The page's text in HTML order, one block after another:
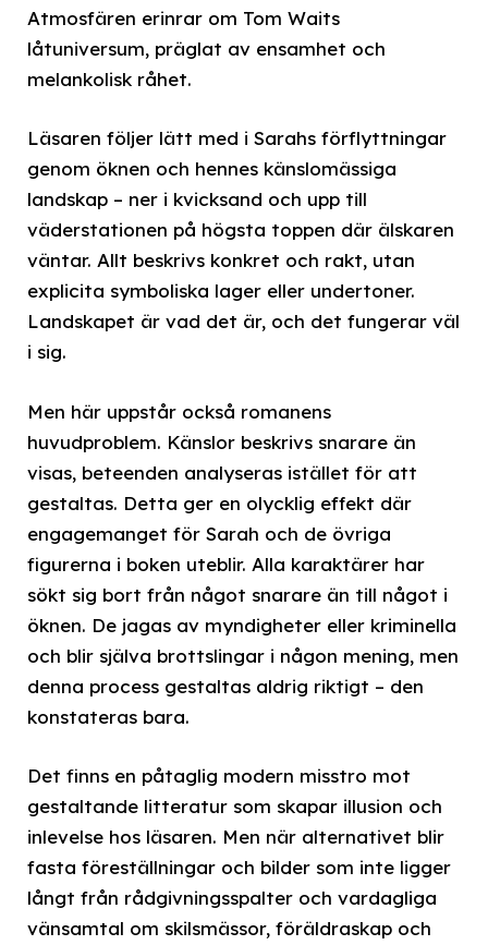
Atmosfären erinrar om Tom Waits
låtuniversum, präglat av ensamhet och
melankolisk råhet.
Läsaren följer lätt med i Sarahs förflyttningar
genom öknen och hennes känslomässiga
landskap – ner i kvicksand och upp till
väderstationen på högsta toppen där älskaren
väntar. Allt beskrivs konkret och rakt, utan
explicita symboliska lager eller undertoner.
Landskapet är vad det är, och det fungerar väl
i sig.
Men här uppstår också romanens
huvudproblem. Känslor beskrivs snarare än
visas, beteenden analyseras istället för att
gestaltas. Detta ger en olycklig effekt där
engagemanget för Sarah och de övriga
figurerna i boken uteblir. Alla karaktärer har
sökt sig bort från något snarare än till något i
öknen. De jagas av myndigheter eller kriminella
och blir själva brottslingar i någon mening, men
denna process gestaltas aldrig riktigt – den
konstateras bara.
Det finns en påtaglig modern misstro mot
gestaltande litteratur som skapar illusion och
inlevelse hos läsaren. Men när alternativet blir
fasta föreställningar och bilder som inte ligger
långt från rådgivningsspalter och vardagliga
vänsamtal om skilsmässor, föräldraskap och